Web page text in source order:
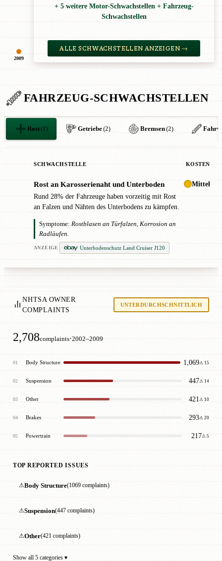
2009
+ 5 weitere Motor-Schwachstellen + Fahrzeug-
Schwachstellen
ALLE SCHWACHSTELLEN ANZEIGEN →
FAHRZEUG-SCHWACHSTELLEN
Rost(1) Getriebe(2) Bremsen(2)
SCHWACHSTELLE KOSTEN
Rost an Karosserienaht und Unterboden
Rund 28% der Fahrzeuge haben vorzeitig mit Rost
an Falzen und Nähten des Unterbodens zu kämpfen.
Symptome: Rostblasen an Türfalzen, Korrosion an
Radläufen.
ANZEIGE Unterbodenschutz Land Cruiser J120
Mittel
NHTSA OWNER
COMPLAINTS
UNTERDURCHSCHNITTLICH
2,708complaints·2002–2009
01 Body Structure 1,069⚠ 15
02 Suspension 447⚠ 14
03 Other 421 ⚠ 10
04 Brakes 293⚠ 20
05 Powertrain 217⚠ 5
TOP REPORTED ISSUES
⚠Body Structure(1069 complaints)
⚠Suspension(447 complaints)
⚠Other(421 complaints)
Show all 5 categories ▾